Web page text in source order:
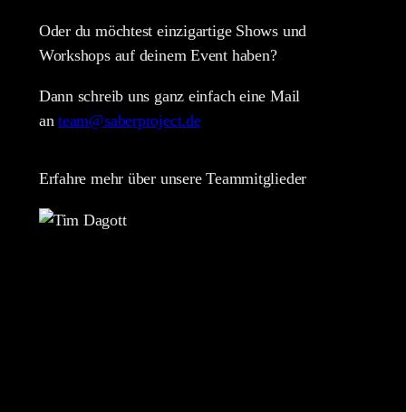
Oder du möchtest einzigartige Shows und
Workshops auf deinem Event haben?
Dann schreib uns ganz einfach eine Mail
anteam@saberproject.de
Erfahre mehr über unsere Teammitglieder